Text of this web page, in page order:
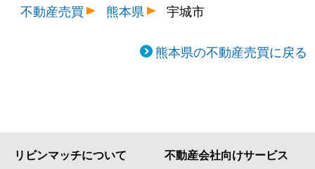
不動産売買
熊本県 宇城市
熊本県の不動産売買に戻る
リビンマッチについて 不動産会社向けサービス